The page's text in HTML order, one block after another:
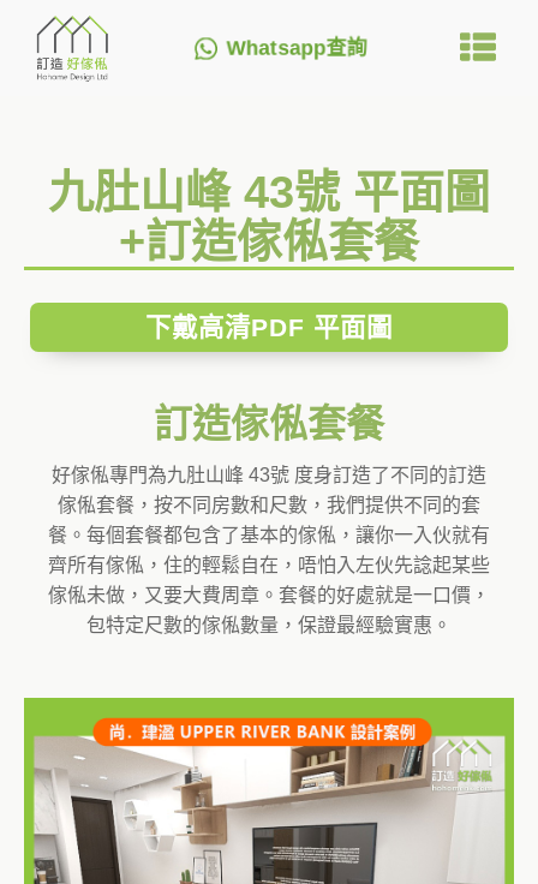
Whatsapp查詢
九肚山峰 43號 平面圖
+訂造傢俬套餐
下戴高清PDF 平面圖
訂造傢俬套餐
好傢俬專門為九肚山峰 43號 度身訂造了不同的訂造
傢俬套餐，按不同房數和尺數，我們提供不同的套
餐。每個套餐都包含了基本的傢俬，讓你一入伙就有
齊所有傢俬，住的輕鬆自在，唔怕入左伙先諗起某些
傢俬未做，又要大費周章。套餐的好處就是一口價，
包特定尺數的傢俬數量，保證最經驗實惠。